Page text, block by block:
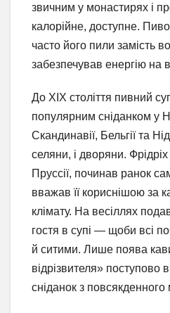
звичним у монастирях і
калорійне, доступне.
часто його пили замість
забезпечував енергію на
До XIX століття пивний
популярним сніданком у
Скандинавії, Бельгії та
селяни, і дворяни.
Пруссії, починав ранок
вважав її кориснішою за
клімату. На весіллях
гостя в супі — щоби всі
й ситими. Лише поява
відрізвителя» поступово
сніданок з